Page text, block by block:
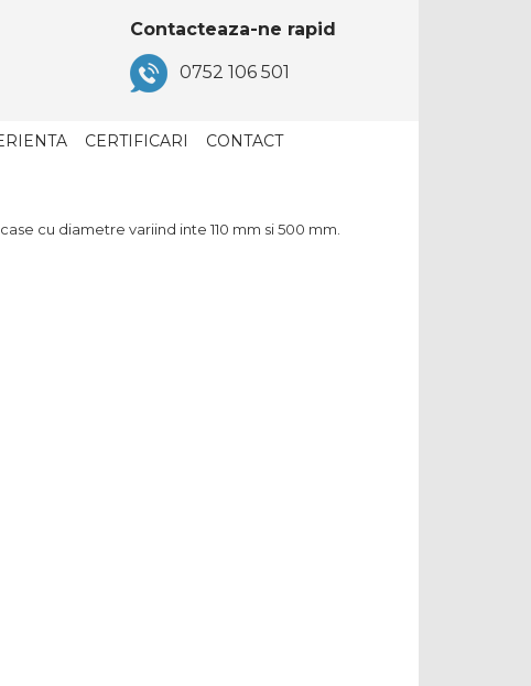
Contacteaza-ne rapid
0752 106 501
CERTIFICARI CONTACT
cu diametre variind inte 110 mm si 500 mm.